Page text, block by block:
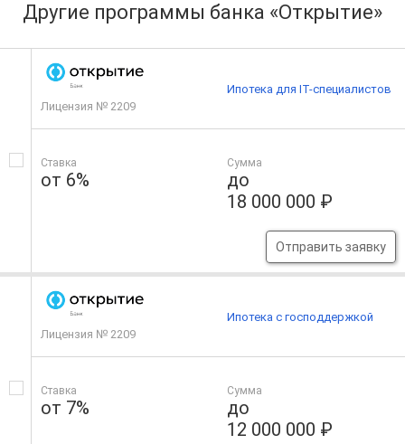
Другие программы банка «Открытие»
Лицензия № 2209
Ставка
от 6%
Сумма
до
18 000 000 ₽
Отправить заявку
Ипотека для IT-специалистов
Лицензия № 2209
Ставка
от 7%
Сумма
до
12 000 000 ₽
Ипотека с господдержкой